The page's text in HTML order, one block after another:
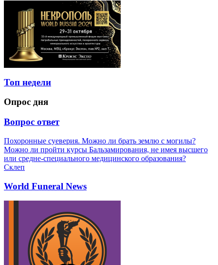
Топ недели
Опрос дня
Вопрос ответ
Похоронные суеверия. Можно ли брать землю с могилы?
Можно ли пройти курсы Бальзамирования, не имея высшего
или средне-специального медицинского образования?
Склеп
World Funeral News